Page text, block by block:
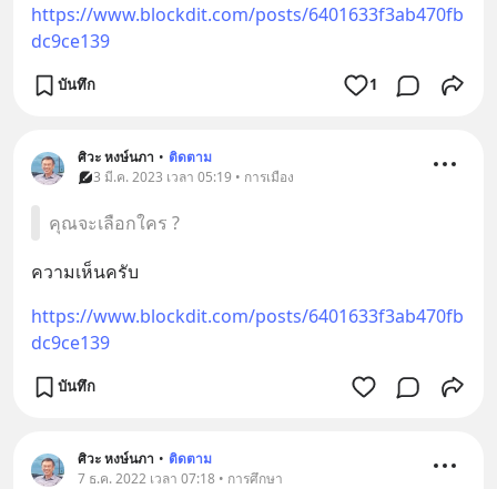
https://www.blockdit.com/posts/6401633f3ab470fb
dc9ce139
บันทึก 1
ศิวะ หงษ์นภา • ติดตาม
3 มี.ค. 2023 เวลา 05:19 • การเมือง
คุณจะเลือกใคร ?
ความเห็นครับ
https://www.blockdit.com/posts/6401633f3ab470fb
dc9ce139
บันทึก
ศิวะ หงษ์นภา • ติดตาม
7 ธ.ค. 2022 เวลา 07:18 • การศึกษา